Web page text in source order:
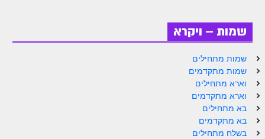
הזוהר הקדוש ויגש מתקדמים
הזוהר הקדוש ויחי מתחילים
הזוהר הקדוש ויחי מתקדמים
ספר הזוהר – שמות
הזוהר הקדוש שמות מתחילים
שמות – ויקרא
שמות מתחילים
שמות מתקדמים
וארא מתחילים
וארא מתקדמים
בא מתחילים
בא מתקדמים
בשלח מתחילים